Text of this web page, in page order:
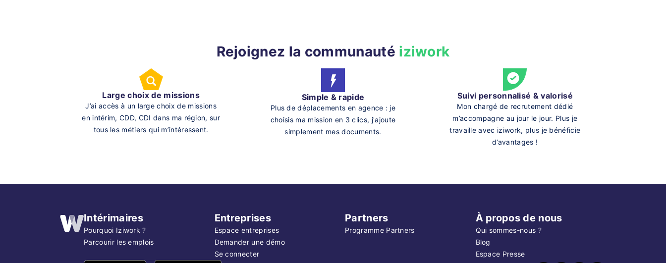
Rejoignez la communauté iziwork
Large choix de missions
J’ai accès à un large choix de missions
en intérim, CDD, CDI dans ma région, sur
tous les métiers qui m’intéressent.
Simple & rapide
Plus de déplacements en agence : je
choisis ma mission en 3 clics, j'ajoute
simplement mes documents.
Suivi personnalisé & valorisé
Mon chargé de recrutement dédié
m’accompagne au jour le jour. Plus je
travaille avec iziwork, plus je bénéficie
d’avantages !
Intérimaires
Pourquoi Iziwork ?
Parcourir les emplois
Entreprises
Espace entreprises
Demander une démo
Se connecter
Partners
Programme Partners
À propos de nous
Qui sommes-nous ?
Blog
Espace Presse